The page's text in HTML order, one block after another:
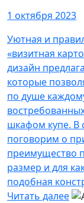
1 октября 2023
Уютная и
«визитная
дизайн
которые
по душе
шкафом купе. В
поговорим о
преимущество
размер и для
подобная
Читать далее